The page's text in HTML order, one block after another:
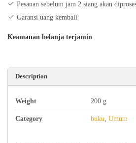
Pesanan sebelum jam 2 siang akan
Garansi uang kembali
Keamanan belanja terjamin
Description
Weight 200 g
Category buku, Umum